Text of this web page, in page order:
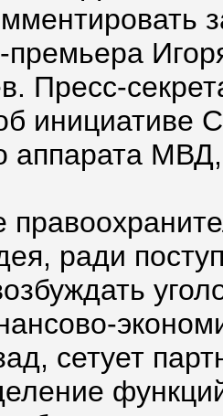
премьера
Пресс-
инициативе
аппарата
ради
сетует